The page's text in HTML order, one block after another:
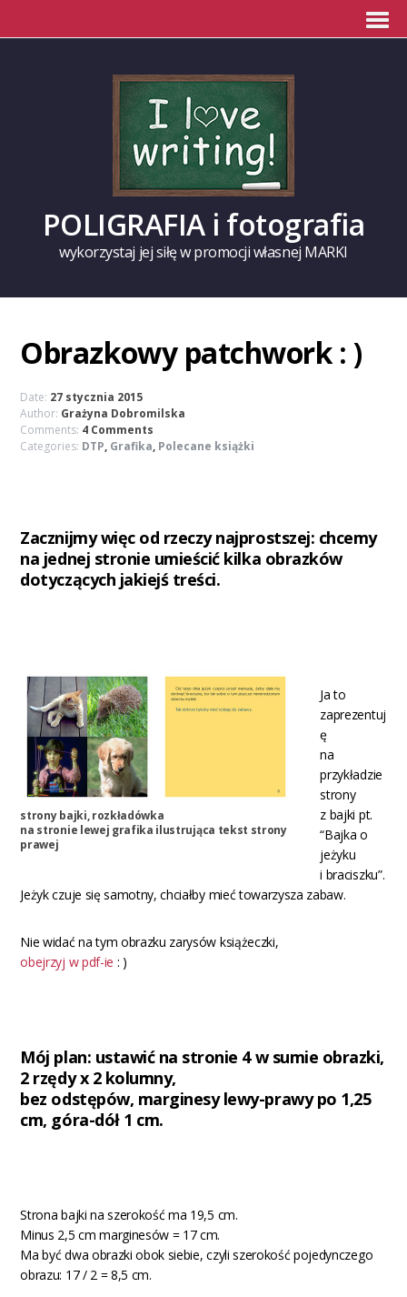
POLIGRAFIA i fotografia
wykorzystaj jej siłę w promocji własnej MARKI
Obrazkowy patchwork : )
Date: 27 stycznia 2015
Author: Grażyna Dobromilska
Comments: 4 Comments
Categories: DTP, Grafika, Polecane książki
Zacznijmy więc od rzeczy najprostszej: chcemy
na jednej stronie umieścić kilka obrazków
dotyczących jakiejś treści.
strony bajki, rozkładówka
na stronie lewej grafika ilustrująca tekst strony
prawej
Ja to
zaprezentuj
ę
na
przykładzie
strony
z bajki pt.
“Bajka o
jeżyku
i braciszku”.
Jeżyk czuje się samotny, chciałby mieć towarzysza zabaw.
Nie widać na tym obrazku zarysów książeczki,
obejrzyj w pdf-ie : )
Mój plan: ustawić na stronie 4 w sumie obrazki,
2 rzędy x 2 kolumny,
bez odstępów, marginesy lewy-prawy po 1,25
cm, góra-dół 1 cm.
Strona bajki na szerokość ma 19,5 cm.
Minus 2,5 cm marginesów = 17 cm.
Ma być dwa obrazki obok siebie, czyli szerokość pojedynczego
obrazu: 17 / 2 = 8,5 cm.